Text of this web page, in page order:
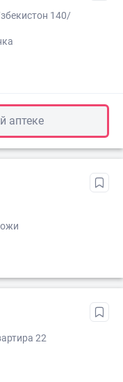
140/
аптеке
22